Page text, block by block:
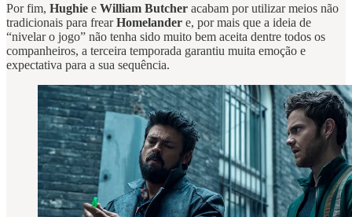
Por fim, Hughie e William Butcher acabam por utilizar meios não
tradicionais para frearHomelander e, por mais que a ideia de
“nivelar o jogo” não tenha sido muito bem aceita dentre todos os
companheiros, a terceira temporada garantiu muita emoção e
expectativa para a sua sequência.